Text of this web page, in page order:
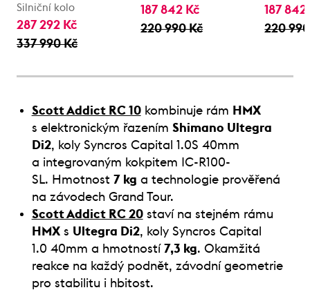
Silniční kolo
287 292 Kč
337 990 Kč
187 842 Kč
220 990 Kč
187 842
220
Scott Addict RC 10kombinuje rám HMX
s elektronickým řazením Shimano Ultegra
Di2, koly Syncros Capital 1.0S 40mm
a integrovaným kokpitem IC-R100-
SL. Hmotnost 7 kg a technologie prověřená
na závodech Grand Tour.
Scott Addict RC 20staví na stejném rámu
HMXs Ultegra Di2, koly Syncros Capital
1.0 40mm a hmotností 7,3 kg. Okamžitá
reakce na každý podnět, závodní geometrie
pro stabilitu i hbitost.